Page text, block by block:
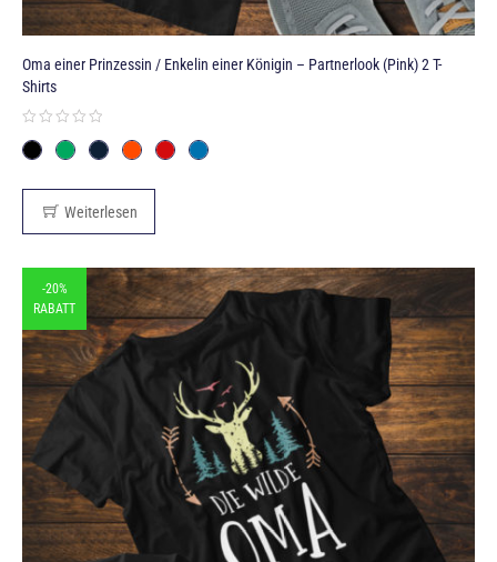
Oma einer Prinzessin / Enkelin einer Königin – Partnerlook (Pink) 2 T-
Shirts
Weiterlesen
-20%
RABATT